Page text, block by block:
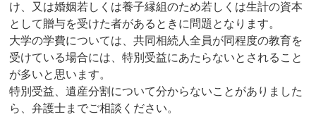
け、又は婚姻若しくは養子縁組のため若しくは生計の資本
として贈与を受けた者があるときに問題となります。
大学の学費については、共同相続人全員が同程度の教育を
受けている場合には、特別受益にあたらないとされること
が多いと思います。
特別受益、遺産分割について分からないことがありました
ら、弁護士までご相談ください。